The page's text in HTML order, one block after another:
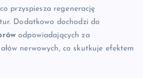
przyspiesza regenerację
Dodatkowo dochodzi do
odpowiadających za
nerwowych, co skutkuje efektem